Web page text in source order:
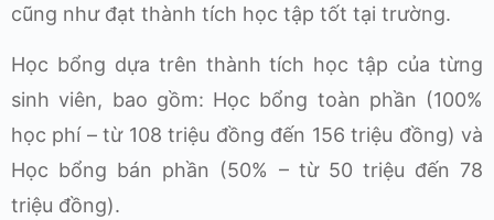
cũng như đạt thành tích học tập tốt tại trường.
Học bổng dựa trên thành tích học tập của từng
sinh viên, bao gồm: Học bổng toàn phần (100%
học phí – từ 108 triệu đồng đến 156 triệu đồng) và
Học bổng bán phần (50% – từ 50 triệu đến 78
triệu đồng).